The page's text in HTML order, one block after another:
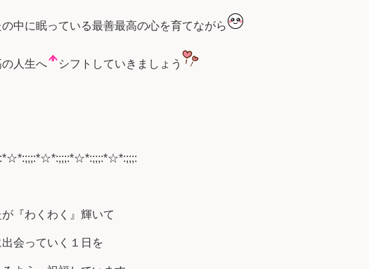
中に眠っている最善最高の心を育てながら
人生へ シフトしていきましょう
『わくわく』輝いて
会っていく１日を